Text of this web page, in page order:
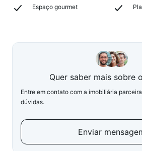
Espaço gourmet
Quer saber mais sobre
Entre em contato com a imobiliária
dúvidas.
Enviar